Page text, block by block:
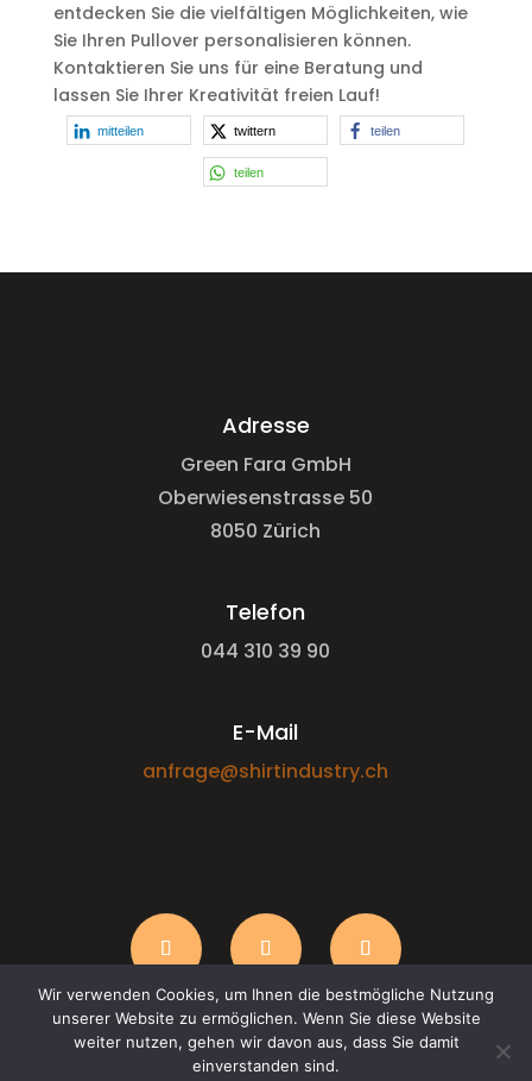
entdecken Sie die vielfältigen Möglichkeiten, wie
Sie Ihren Pullover personalisieren können.
Kontaktieren Sie uns für eine Beratung und
lassen Sie Ihrer Kreativität freien Lauf!
mitteilen twittern teilen
teilen
Adresse
Green Fara GmbH
Oberwiesenstrasse 50
8050 Zürich
Telefon
044 310 39 90
E-Mail
anfrage@shirtindustry.ch
Wir verwenden Cookies, um Ihnen die bestmögliche Nutzung
unserer Website zu ermöglichen. Wenn Sie diese Website
weiter nutzen, gehen wir davon aus, dass Sie damit
einverstanden sind.